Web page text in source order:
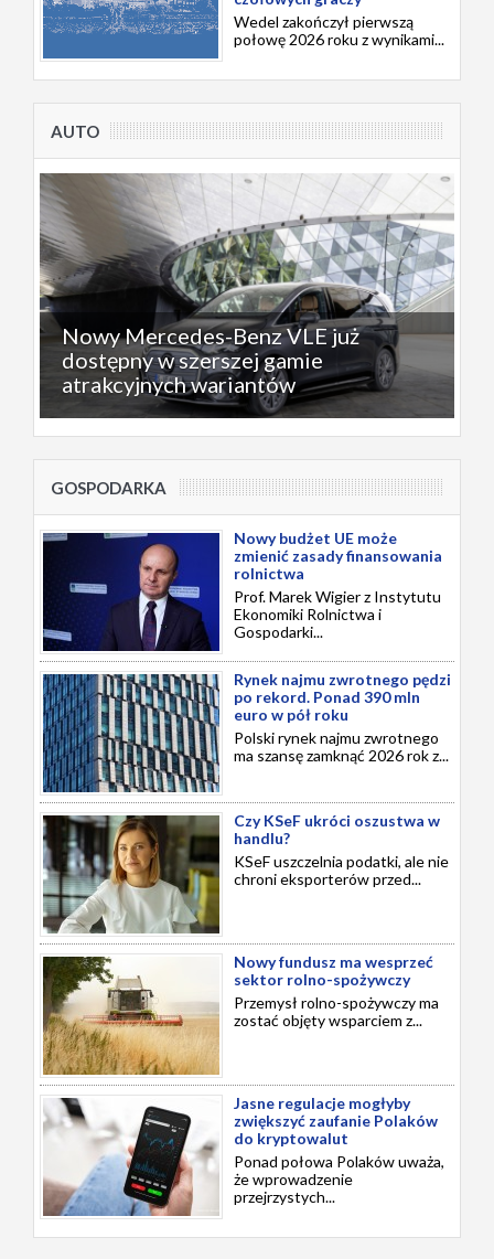
Wedel zakończył pierwszą
połowę 2026 roku z wynikami...
AUTO
Nowy Mercedes-Benz VLE już
dostępny w szerszej gamie
atrakcyjnych wariantów
GOSPODARKA
Nowy budżet UE może
zmienić zasady finansowania
rolnictwa
Prof. Marek Wigier z Instytutu
Ekonomiki Rolnictwa i
Gospodarki...
Rynek najmu zwrotnego pędzi
po rekord. Ponad 390 mln
euro w pół roku
Polski rynek najmu zwrotnego
ma szansę zamknąć 2026 rok z...
Czy KSeF ukróci oszustwa w
handlu?
KSeF uszczelnia podatki, ale nie
chroni eksporterów przed...
Nowy fundusz ma wesprzeć
sektor rolno-spożywczy
Przemysł rolno-spożywczy ma
zostać objęty wsparciem z...
Jasne regulacje mogłyby
zwiększyć zaufanie Polaków
do kryptowalut
Ponad połowa Polaków uważa,
że wprowadzenie
przejrzystych...